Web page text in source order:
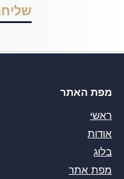
מפת האתר
ראשי
אודות
בלוג
מפת אתר